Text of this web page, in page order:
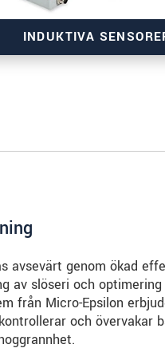
INDUKTIVA
avsevärt genom ökad
av slöseri och optimering
från Micro-Epsilon
och övervakar